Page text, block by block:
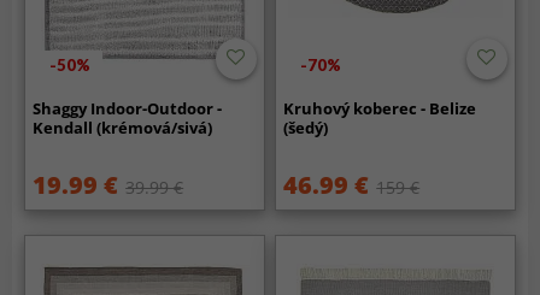
-50%
Shaggy Indoor-Outdoor -
Kendall (krémová/sivá)
19.99 € 39.99 €
-70%
Kruhový koberec - Belize
(šedý)
46.99 € 159 €